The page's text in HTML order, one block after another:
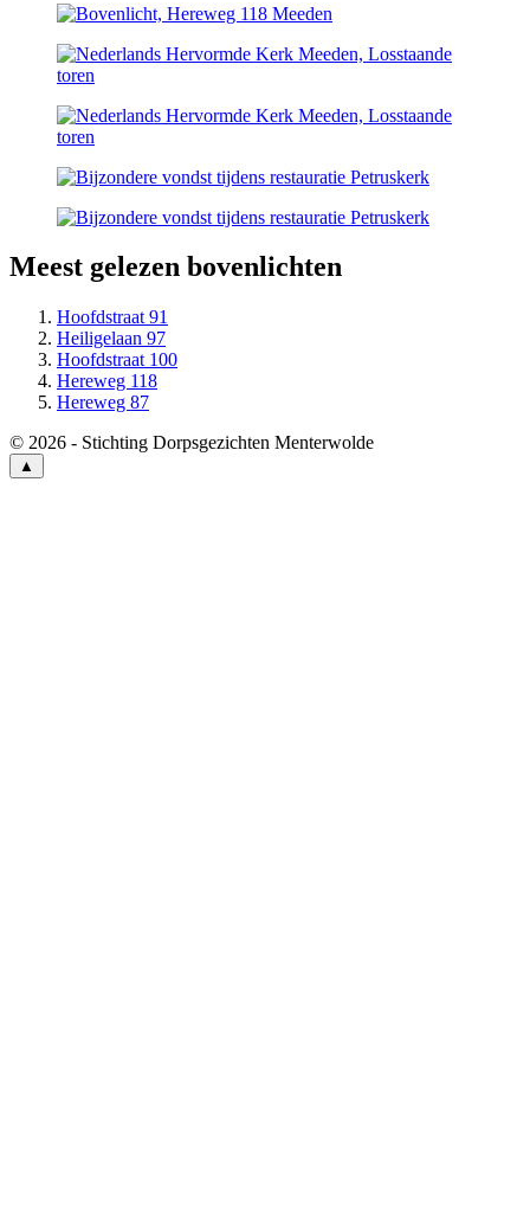
Meest gelezen bovenlichten
Hoofdstraat 91
Heiligelaan 97
Hoofdstraat 100
Hereweg 118
Hereweg 87
© 2026 - Stichting Dorpsgezichten Menterwolde
▲